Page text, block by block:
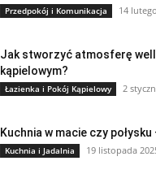
Przedpokój i Komunikacja 14
Jak stworzyć atmosferę
kąpielowym?
Łazienka i Pokój Kąpielowy 2
Kuchnia w macie czy
Kuchnia i Jadalnia 19 listopada